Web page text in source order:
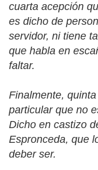
cuarta acepción
es dicho de
servidor, ni tiene
que habla en
faltar.
Finalmente,
particular que no
Dicho en castizo
Espronceda, que
deber ser.